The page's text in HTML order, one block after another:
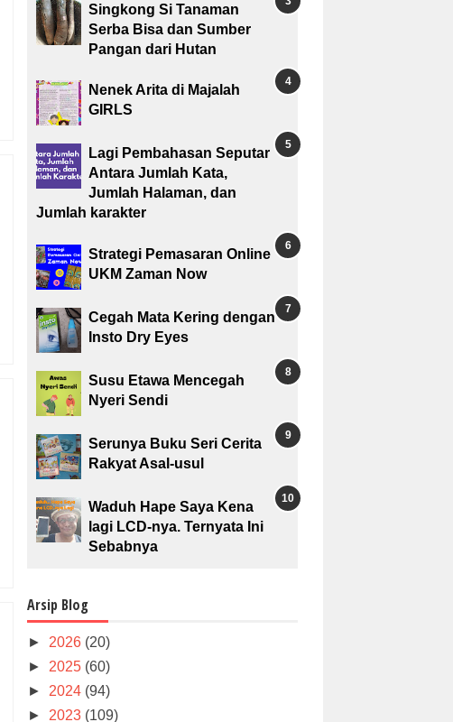
Singkong Si Tanaman
Serba Bisa dan Sumber
Pangan dari Hutan
Nenek Arita di Majalah
GIRLS
Lagi Pembahasan Seputar
Antara Jumlah Kata,
Jumlah Halaman, dan
Jumlah karakter
Strategi Pemasaran Online
UKM Zaman Now
Cegah Mata Kering dengan
Insto Dry Eyes
Susu Etawa Mencegah
Nyeri Sendi
Serunya Buku Seri Cerita
Rakyat Asal-usul
Waduh Hape Saya Kena
lagi LCD-nya. Ternyata Ini
Sebabnya
Arsip Blog
► 2026 (20)
► 2025 (60)
► 2024 (94)
► 2023 (109)